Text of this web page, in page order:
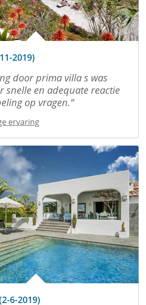
2019)
door prima villa s was
snelle en adequate reactie
op vragen.
ervaring
6-2019)